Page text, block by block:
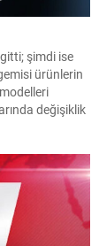
şimdi ise
ürünlerin
değişiklik
serisinin